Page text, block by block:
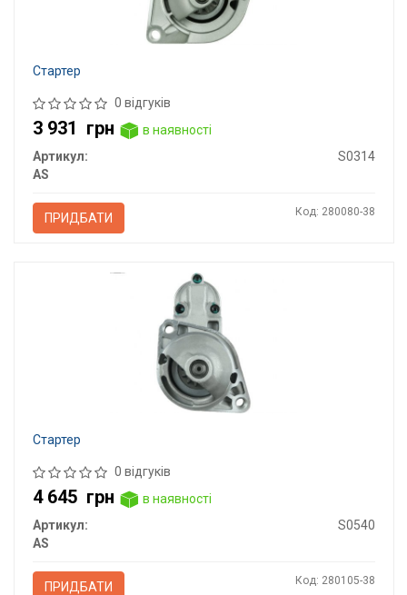
Стартер
0 відгуків
3 931 грн
в наявності
Артикул:
S0314
AS
ПРИДБАТИ Код: 280080-38
Стартер
0 відгуків
4 645 грн
в наявності
Артикул:
S0540
AS
ПРИДБАТИ Код: 280105-38